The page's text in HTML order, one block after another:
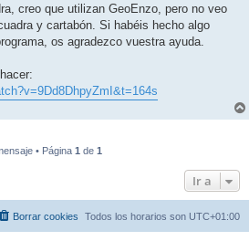
creo que utilizan GeoEnzo, pero no veo
y cartabón. Si habéis hecho algo
os agradezco vuestra ayuda.
• Página 1 de 1
Ir a
Todos los horarios son UTC+01:00
Borrar cookies